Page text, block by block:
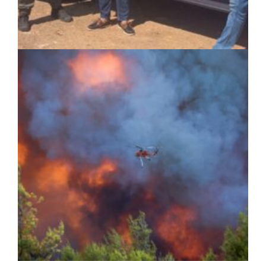
05/08/2026 · 16:05
ΣΠΑΠ: Νέα οχήματα πυροπροστασίας σε
Γαλάτσι, Μαρούσι και Λυκόβρυση –
Πεύκη